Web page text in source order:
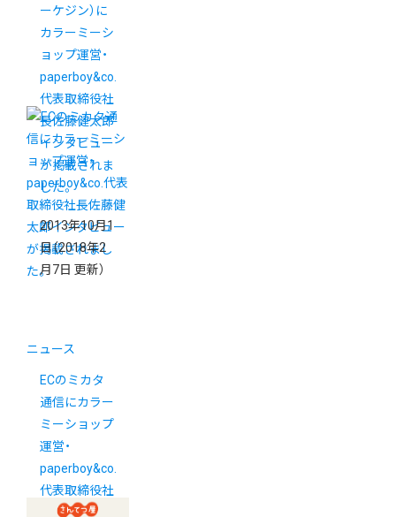
ーケジン）に
カラーミーシ
ョップ運営・
paperboy&co.
代表取締役社
長佐藤健太郎
インタビュー
が掲載されま
した。
2013年10月1
日（2018年2
月7日 更新）
ニュース
ECのミカタ
通信にカラー
ミーショップ
運営・
paperboy&co.
代表取締役社
長佐藤健太郎